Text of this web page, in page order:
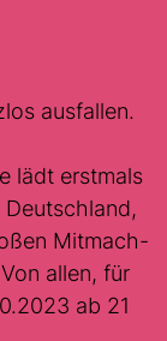
ausfallen.
lädt erstmals
Mitmach-
allen, für
ab 21